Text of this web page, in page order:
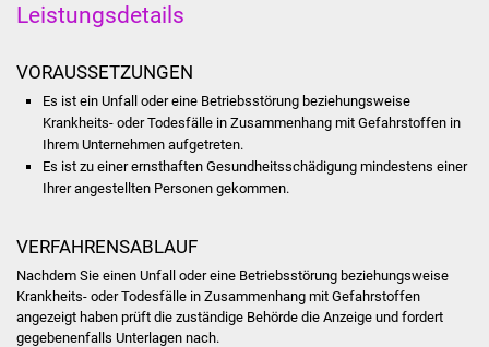
Fachteam Jugend
Kinder- und
Suenergie
Leistungsdetails
VORAUSSETZUNGEN
Es ist ein Unfall oder eine Betriebsstörung beziehungsweise
Krankheits- oder Todesfälle in Zusammenhang mit Gefahrstoffen in
Ihrem Unternehmen aufgetreten.
Es ist zu einer ernsthaften Gesundheitsschädigung mindestens einer
Ihrer angestellten Personen gekommen.
VERFAHRENSABLAUF
Nachdem Sie einen Unfall oder eine Betriebsstörung beziehungsweise
Krankheits- oder Todesfälle in Zusammenhang mit Gefahrstoffen
angezeigt haben prüft die zuständige Behörde die Anzeige und fordert
gegebenenfalls Unterlagen nach.